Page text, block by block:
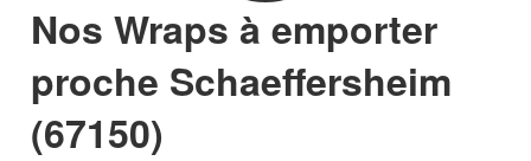
Nos Wraps à emporter
proche Schaeffersheim
(67150)